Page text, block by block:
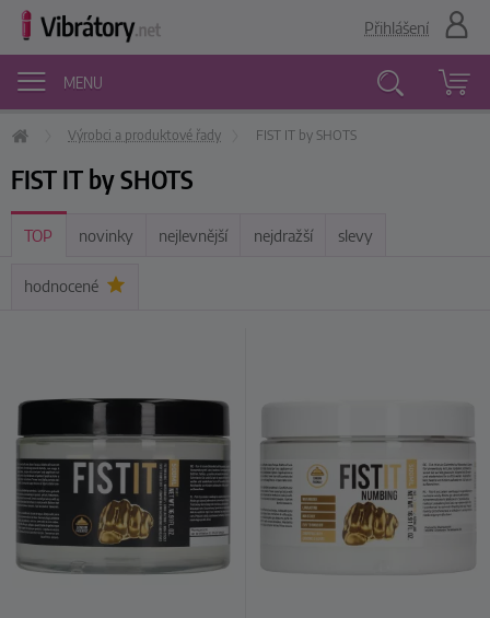
MENU
Přihlášení
Výrobci a produktové řady FIST IT by SHOTS
FIST IT by SHOTS
TOP novinky nejlevnější nejdražší slevy
hodnocené